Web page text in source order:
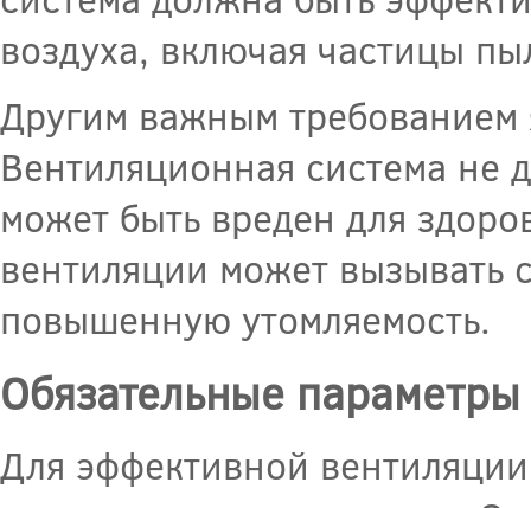
воздуха, включая частицы
Другим важным требованием
Вентиляционная система не
может быть вреден для
вентиляции может вызывать
повышенную утомляемость.
Обязательные
Для эффективной